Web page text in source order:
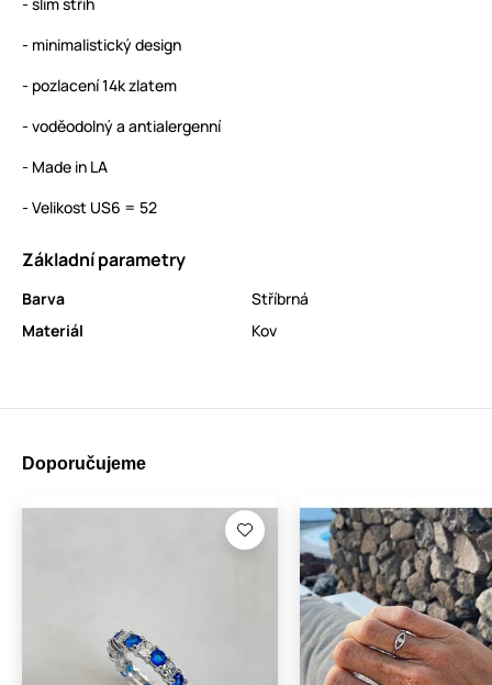
- slim střih
- minimalistický design
- pozlacení 14k zlatem
- voděodolný a antialergenní
- Made in LA
- Velikost US6 = 52
Základní parametry
Barva
Stříbrná
Materiál
Kov
Doporučujeme